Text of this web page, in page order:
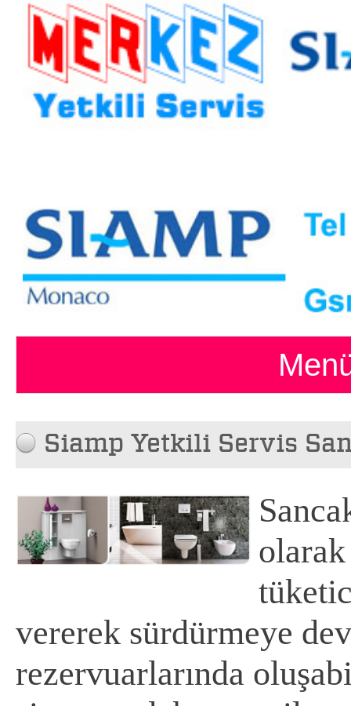
Siamp Yetkili Servis
vererek sürdürmeye
rezervuarlarında